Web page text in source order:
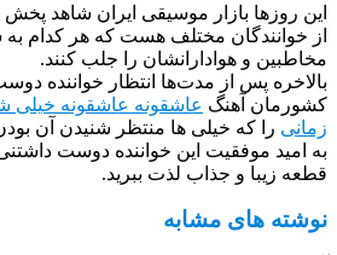
این روزها بازار موسیقی ایران شاهد پخش
از خوانندگان مختلف هست که هر کدام
مخاطبین و هوادارانشان را جلب کنند.
بالاخره پس از مدت‌ها انتظار خواننده
کشورمان آهنگ عاشقونه عاشقونه خیلی
زمانی را که خیلی ها منتظر شنیدن آن
به امید موفقیت این خواننده دوست
قطعه زیبا و جذاب لذت ببرید.
نوشته های مشابه